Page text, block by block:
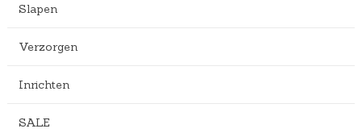
Slapen
Verzorgen
Inrichten
SALE